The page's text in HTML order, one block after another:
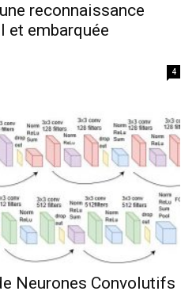
reconnaissance
et embarquée
4
Neurones Convolutifs